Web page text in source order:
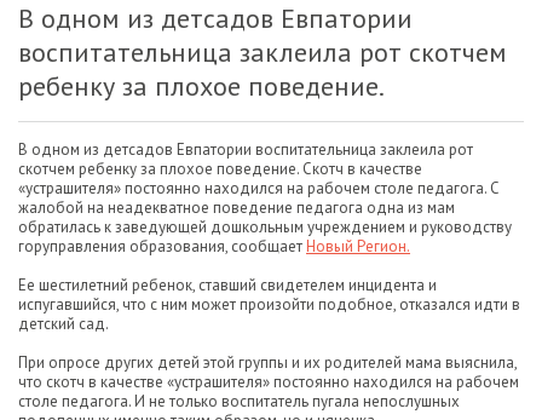
В одном из детсадов Евпатории
воспитательница заклеила рот скотчем
ребенку за плохое поведение.
В одном из детсадов Евпатории воспитательница заклеила рот
скотчем ребенку за плохое поведение. Скотч в качестве
«устрашителя» постоянно находился на рабочем столе педагога. С
жалобой на неадекватное поведение педагога одна из мам
обратилась к заведующей дошкольным учреждением и руководству
горуправления образования, сообщаетНовый Регион.
Ее шестилетний ребенок, ставший свидетелем инцидента и
испугавшийся, что с ним может произойти подобное, отказался идти в
детский сад.
При опросе других детей этой группы и их родителей мама выяснила,
что скотч в качестве «устрашителя» постоянно находился на рабочем
столе педагога. И не только воспитатель пугала непослушных